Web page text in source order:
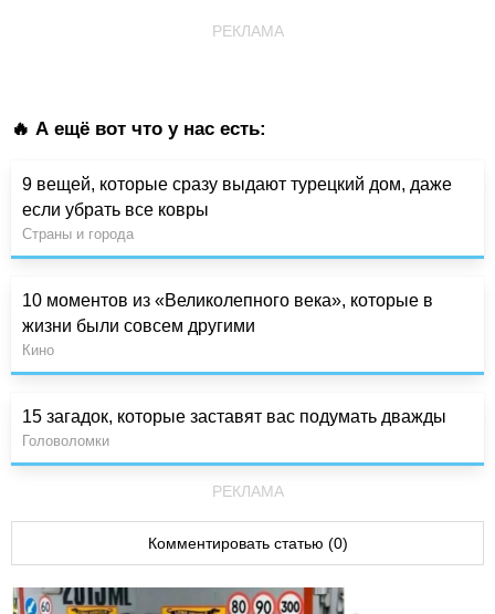
РЕКЛАМА
🔥 А ещё вот что у нас есть:
9 вещей, которые сразу выдают турецкий дом, даже
если убрать все ковры
Страны и города
10 моментов из «Великолепного века», которые в
жизни были совсем другими
Кино
15 загадок, которые заставят вас подумать дважды
Головоломки
РЕКЛАМА
Комментировать статью (0)